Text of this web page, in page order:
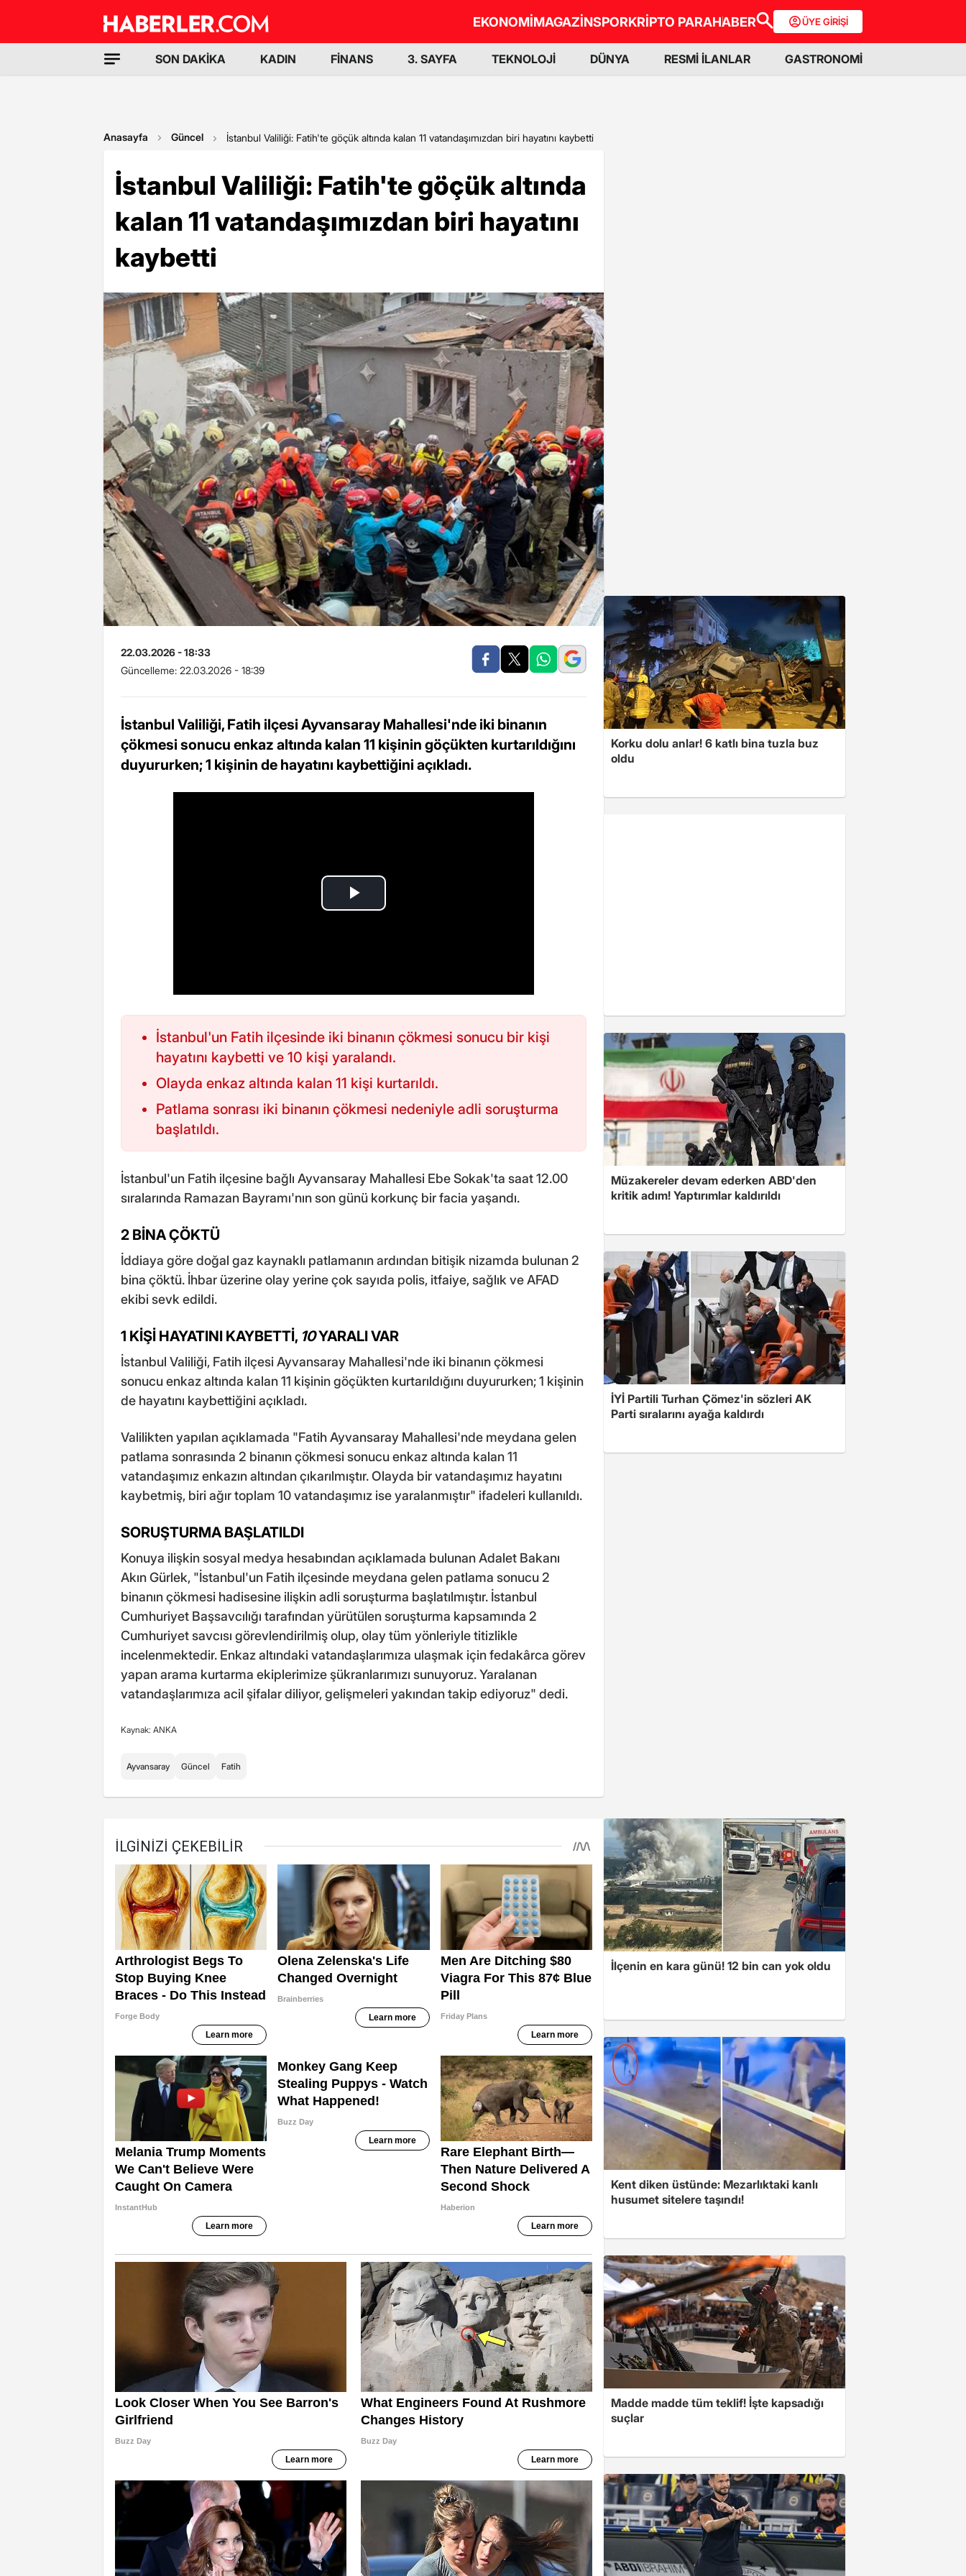
EKONOMİMAGAZİNSPORKRİPTO PARAHABER ÜYE GİRİŞİ
SON DAKİKA KADIN FİNANS 3. SAYFA TEKNOLOJİ DÜNYA RESMİ İLANLAR GASTRONOMİ
Anasayfa Güncel İstanbul Valiliği: Fatih'te göçük altında kalan 11 vatandaşımızdan biri hayatını kaybetti
İstanbul Valiliği: Fatih'te göçük altında
kalan 11 vatandaşımızdan biri hayatını
kaybetti
22.03.2026 - 18:33
Güncelleme: 22.03.2026 - 18:39
İstanbul Valiliği, Fatih ilçesi Ayvansaray Mahallesi'nde iki binanın
çökmesi sonucu enkaz altında kalan 11 kişinin göçükten kurtarıldığını
duyururken; 1 kişinin de hayatını kaybettiğini açıkladı.
İstanbul'un Fatih ilçesinde iki binanın çökmesi sonucu bir kişi
hayatını kaybetti ve 10 kişi yaralandı.
Olayda enkaz altında kalan 11 kişi kurtarıldı.
Patlama sonrası iki binanın çökmesi nedeniyle adli soruşturma
başlatıldı.
İstanbul'un Fatih ilçesine bağlı Ayvansaray Mahallesi Ebe Sokak'ta saat 12.00
sıralarında Ramazan Bayramı'nın son günü korkunç bir facia yaşandı.
2 BİNA ÇÖKTÜ
İddiaya göre doğal gaz kaynaklı patlamanın ardından bitişik nizamda bulunan 2
bina çöktü. İhbar üzerine olay yerine çok sayıda polis, itfaiye, sağlık ve AFAD
ekibi sevk edildi.
1 KİŞİ HAYATINI KAYBETTİ, 10YARALI VAR
İstanbul Valiliği, Fatih ilçesi Ayvansaray Mahallesi'nde iki binanın çökmesi
sonucu enkaz altında kalan 11 kişinin göçükten kurtarıldığını duyururken; 1 kişinin
de hayatını kaybettiğini açıkladı.
Valilikten yapılan açıklamada "Fatih Ayvansaray Mahallesi'nde meydana gelen
patlama sonrasında 2 binanın çökmesi sonucu enkaz altında kalan 11
vatandaşımız enkazın altından çıkarılmıştır. Olayda bir vatandaşımız hayatını
kaybetmiş, biri ağır toplam 10 vatandaşımız ise yaralanmıştır" ifadeleri kullanıldı.
SORUŞTURMA BAŞLATILDI
Konuya ilişkin sosyal medya hesabından açıklamada bulunan Adalet Bakanı
Akın Gürlek, "İstanbul'un Fatih ilçesinde meydana gelen patlama sonucu 2
binanın çökmesi hadisesine ilişkin adli soruşturma başlatılmıştır. İstanbul
Cumhuriyet Başsavcılığı tarafından yürütülen soruşturma kapsamında 2
Cumhuriyet savcısı görevlendirilmiş olup, olay tüm yönleriyle titizlikle
incelenmektedir. Enkaz altındaki vatandaşlarımıza ulaşmak için fedakârca görev
yapan arama kurtarma ekiplerimize şükranlarımızı sunuyoruz. Yaralanan
vatandaşlarımıza acil şifalar diliyor, gelişmeleri yakından takip ediyoruz" dedi.
Kaynak: ANKA
Ayvansaray Güncel Fatih
Korku dolu anlar! 6 katlı bina tuzla buz
oldu
Müzakereler devam ederken ABD'den
kritik adım! Yaptırımlar kaldırıldı
İYİ Partili Turhan Çömez'in sözleri AK
Parti sıralarını ayağa kaldırdı
İlçenin en kara günü! 12 bin can yok oldu
Kent diken üstünde: Mezarlıktaki kanlı
husumet sitelere taşındı!
Madde madde tüm teklif! İşte kapsadığı
suçlar